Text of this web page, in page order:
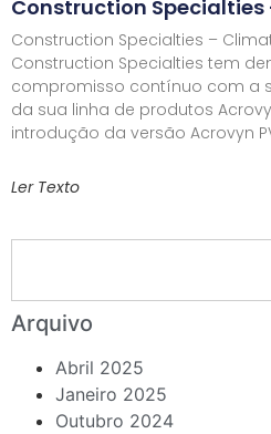
Construction
Construction Specialties –
Construction Specialties tem
compromisso contínuo com a
da sua linha de produtos
introdução da versão Acrovyn
Ler Texto
Arquivo
Abril 2025
Janeiro 2025
Outubro 2024